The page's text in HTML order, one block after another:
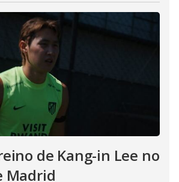
de Kang-in Lee no
Madrid